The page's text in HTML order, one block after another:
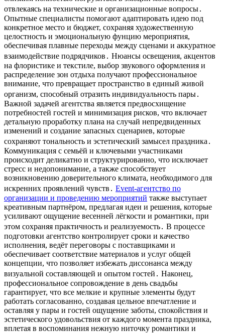
отвлекаясь на технические и организационные вопросы․
Опытные специалисты помогают адаптировать идею под
конкретное место и бюджет, сохраняя художественную
целостность и эмоциональную фунцию мероприятия,
обеспечивая плавные переходы между сценами и аккуратное
взаимодействие подрядчиков․ Нюансы освещения, акцентов
на флористике и текстиле, выбор звукового оформления и
распределение зон отдыха получают профессиональное
внимание, что превращает пространство в единый живой
организм, способный отразить индивидуальность пары․
Важной задачей агентства является предвосхищение
потребностей гостей и минимизация рисков, что включает
детальную проработку плана на случай непредвиденных
изменений и создание запасных сценариев, которые
сохраняют тональность и эстетический замысел праздника․
Коммуникация с семьёй и ключевыми участниками
происходит деликатно и структурированно, что исключает
стресс и недопонимание, а также способствует
возникновению доверительного климата, необходимого для
искренних проявлений чувств․ Event-агентство по
организации и проведению мероприятий также выступает
креативным партнёром, предлагая идеи и решения, которые
усиливают ощущение весенней лёгкости и романтики, при
этом сохраняя практичность и реализуемость․ В процессе
подготовки агентство контролирует сроки и качество
исполнения, ведёт переговоры с поставщиками и
обеспечивает соответствие материалов и услуг общей
концепции, что позволяет избежать диссонанса между
визуальной составляющей и опытом гостей․ Наконец,
профессиональное сопровождение в день свадьбы
гарантирует, что все мелкие и крупные элементы будут
работать согласованно, создавая цельное впечатление и
оставляя у пары и гостей ощущение заботы, спокойствия и
эстетического удовольствия от каждого момента праздника,
вплетая в воспоминания нежную ниточку романтики и